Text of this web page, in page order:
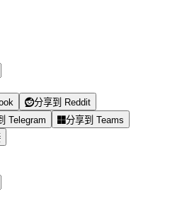
分享到 Reddit
Telegram
分享到 Teams